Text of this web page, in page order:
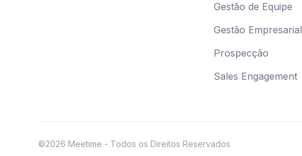
Gestão de Equipe
Gestão Empresarial
Prospecção
Sales Engagement
©2026 Meetime - Todos os Direitos Reservados